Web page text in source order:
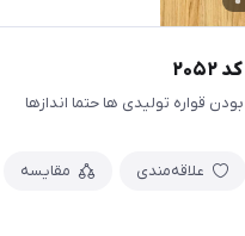
متفاوت بودن قواره تولیدی ها حتما اندازها
علاقه‌مندی مقایسه